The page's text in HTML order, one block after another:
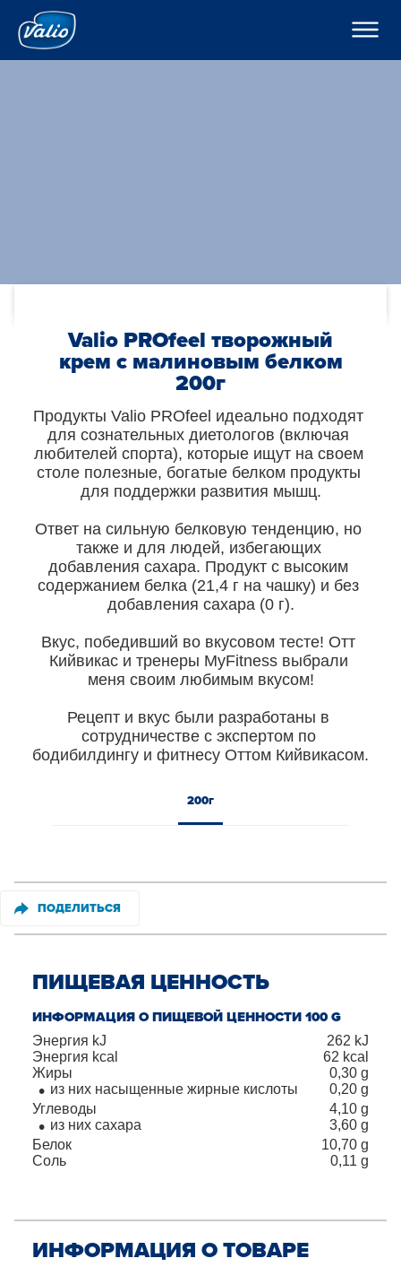
????????
????????
??????? ????????
O??????? ?????
O??????
? ???????????
Valio PROfeel творожный
крем с малиновым белком
200г
Продукты Valio PROfeel идеально подходят
для сознательных диетологов (включая
любителей спорта), которые ищут на своем
столе полезные, богатые белком продукты
для поддержки развития мышц.
Ответ на сильную белковую тенденцию, но
также и для людей, избегающих
добавления сахара. Продукт с высоким
содержанием белка (21,4 г на чашку) и без
добавления сахара (0 г).
Вкус, победивший во вкусовом тесте! Отт
Кийвикас и тренеры MyFitness выбрали
меня своим любимым вкусом!
Рецепт и вкус были разработаны в
сотрудничестве с экспертом по
бодибилдингу и фитнесу Оттом Кийвикасом.
200г
ПОДЕЛИТЬСЯ
ПИЩЕВАЯ ЦЕННОСТЬ
ИНФОРМАЦИЯ О ПИЩЕВОЙ ЦЕННОСТИ 100 G
Энергия kJ 262 kJ
Энергия kcal
62 kcal
Жиры
0,30 g
из них насыщенные жирные кислоты
0,20 g
Углеводы
4,10 g
из них сахара
3,60 g
Белок
10,70 g
Соль
0,11 g
ИНФОРМАЦИЯ О ТОВАРЕ